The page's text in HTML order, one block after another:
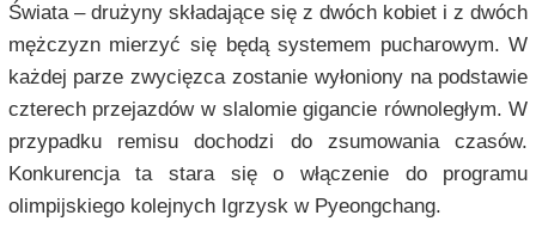
Świata – drużyny składające się z dwóch kobiet i z dwóch
mężczyzn mierzyć się będą systemem pucharowym. W
każdej parze zwycięzca zostanie wyłoniony na podstawie
czterech przejazdów w slalomie gigancie równoległym. W
przypadku remisu dochodzi do zsumowania czasów.
Konkurencja ta stara się o włączenie do programu
olimpijskiego kolejnych Igrzysk w Pyeongchang.